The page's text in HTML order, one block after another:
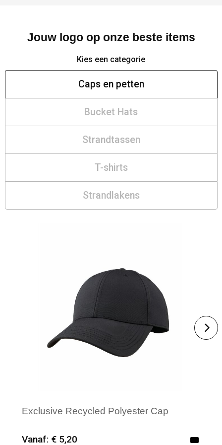
Jouw logo op onze beste items
Kies een categorie
Caps en petten
Bucket Hats
Strandtassen
T-shirts
Strandlakens
Exclusive Recycled Polyester Cap
Vanaf: € 5,20